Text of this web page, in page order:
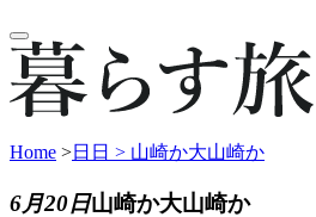
Home >日日 > 山崎か大山崎か
6月20日山崎か大山崎か